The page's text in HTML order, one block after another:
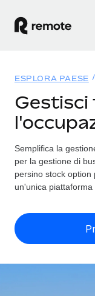
ASSUMI NEL
Global
Gestisci il
Employer
Contractor
Soluzioni
COPERTURA
Ricerca
Trova i servizi
Confronta
Scopri come
Tariffe
English
ESPLORA PAESE
Gestisci
Semplifica la
per la gestione di
persino stock option
un'unica piattaforma